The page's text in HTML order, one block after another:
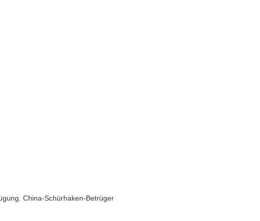
China-Schürhaken-Betrüger